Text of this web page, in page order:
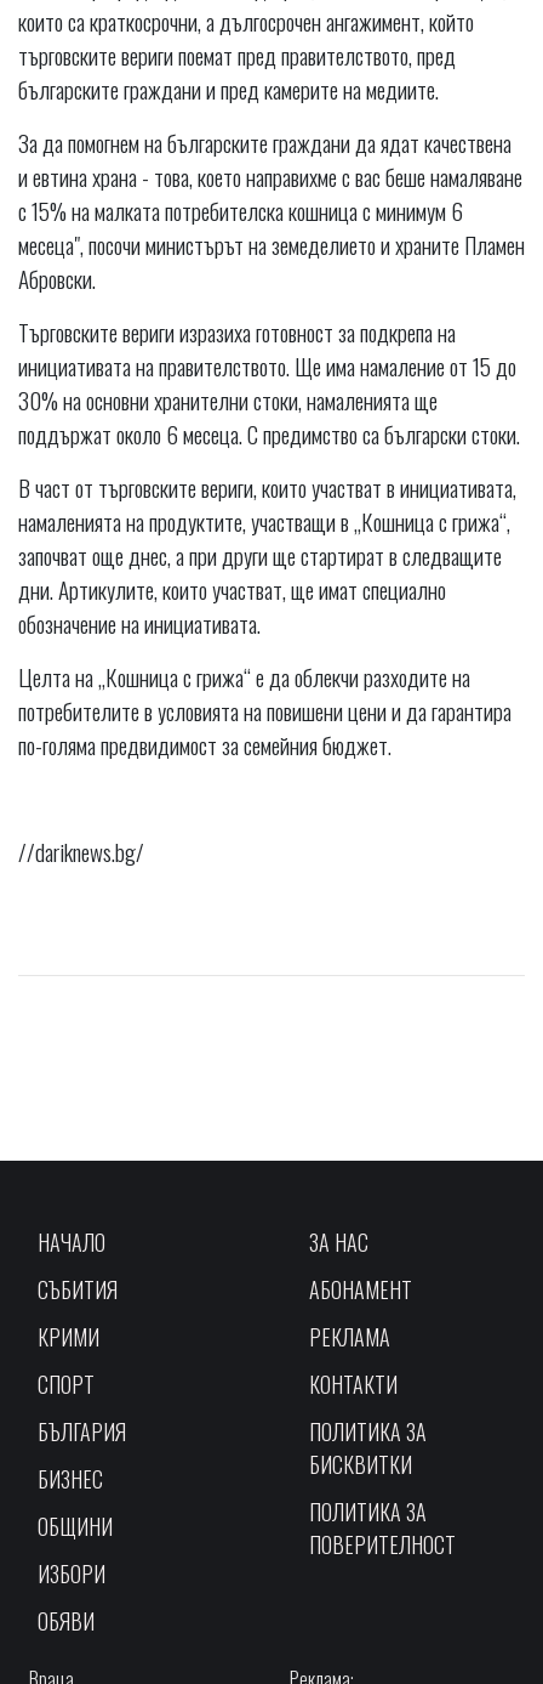
които са краткосрочни, а дългосрочен ангажимент, който
търговските вериги поемат пред правителството, пред
българските граждани и пред камерите на медиите.
За да помогнем на българските граждани да ядат качествена
и евтина храна - това, което направихме с вас беше намаляване
с 15% на малката потребителска кошница с минимум 6
месеца", посочи министърът на земеделието и храните Пламен
Абровски.
Търговските вериги изразиха готовност за подкрепа на
инициативата на правителството. Ще има намаление от 15 до
30% на основни хранителни стоки, намаленията ще
поддържат около 6 месеца. С предимство са български стоки.
В част от търговските вериги, които участват в инициативата,
намаленията на продуктите, участващи в „Кошница с грижа“,
започват още днес, а при други ще стартират в следващите
дни. Артикулите, които участват, ще имат специално
обозначение на инициативата.
Целта на „Кошница с грижа“ е да облекчи разходите на
потребителите в условията на повишени цени и да гарантира
по-голяма предвидимост за семейния бюджет.
//dariknews.bg/
НАЧАЛО
СЪБИТИЯ
КРИМИ
СПОРТ
БЪЛГАРИЯ
БИЗНЕС
ОБЩИНИ
ИЗБОРИ
ОБЯВИ
ЗА НАС
АБОНАМЕНТ
РЕКЛАМА
КОНТАКТИ
ПОЛИТИКА ЗА
БИСКВИТКИ
ПОЛИТИКА ЗА
ПОВЕРИТЕЛНОСТ